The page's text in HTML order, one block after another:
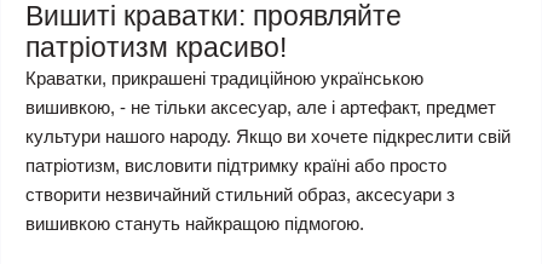
Вишиті краватки: проявляйте
патріотизм красиво!
Краватки, прикрашені традиційною українською
вишивкою, - не тільки аксесуар, але і артефакт, предмет
культури нашого народу. Якщо ви хочете підкреслити свій
патріотизм, висловити підтримку країні або просто
створити незвичайний стильний образ, аксесуари з
вишивкою стануть найкращою підмогою.